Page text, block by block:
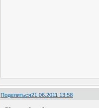
Поделиться21.06.2011 13:58